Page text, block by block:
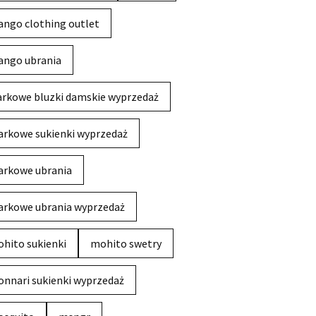
clothing outlet
ubrania
bluzki damskie wyprzedaż
sukienki wyprzedaż
ubrania
ubrania wyprzedaż
sukienki mohito swetry
sukienki wyprzedaż